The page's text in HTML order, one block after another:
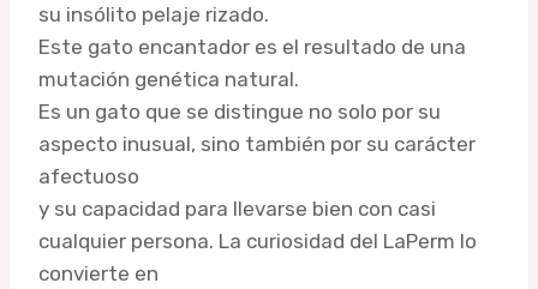
su insólito pelaje rizado.
Este gato encantador es el resultado de una
mutación genética natural.
Es un gato que se distingue no solo por su
aspecto inusual, sino también por su carácter
afectuoso
y su capacidad para llevarse bien con casi
cualquier persona. La curiosidad del LaPerm lo
convierte en